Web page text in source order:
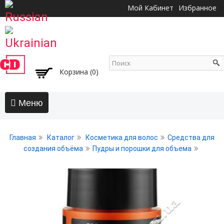
основному
Мой Кабинет Избранное
Корзина (0)
АКЦИИ
Бальзамы и кондиционеры
Безсульфатный уход
Воски, пасты, глина, помады для волос
Гели для волос
Главная Каталог Косметика для волос
Средства для
создания объёма
Пудры и порошки для объема